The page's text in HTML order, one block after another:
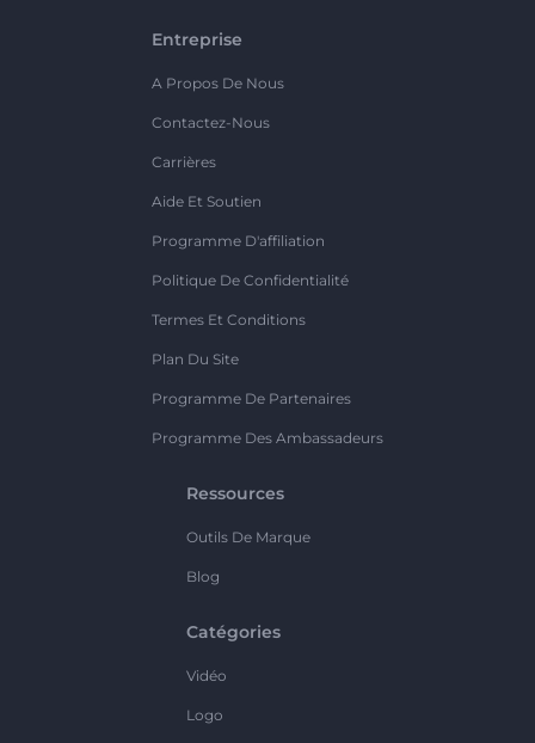
Entreprise
A Propos De Nous
Contactez-Nous
Carrières
Aide Et Soutien
Programme D'affiliation
Politique De Confidentialité
Termes Et Conditions
Plan Du Site
Programme De Partenaires
Programme Des Ambassadeurs
Ressources
Outils De Marque
Blog
Catégories
Vidéo
Logo